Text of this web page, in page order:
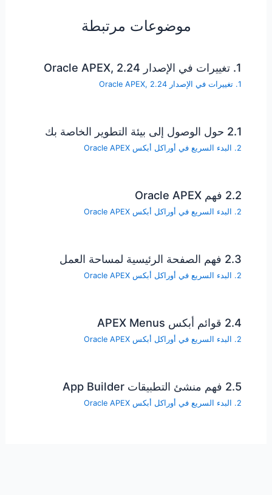
موضوعات مرتبطة
1. تغييرات في الإصدار Oracle APEX, 2.24
1. تغييرات في الإصدار Oracle APEX, 2.24
2.1 حول الوصول إلى بيئة التطوير الخاصة بك
2. البدء السريع في أوراكل أبكس Oracle APEX
2.2 فهم Oracle APEX
2. البدء السريع في أوراكل أبكس Oracle APEX
2.3 فهم الصفحة الرئيسية لمساحة العمل
2. البدء السريع في أوراكل أبكس Oracle APEX
2.4 قوائم أبكس APEX Menus
2. البدء السريع في أوراكل أبكس Oracle APEX
2.5 فهم منشئ التطبيقات App Builder
2. البدء السريع في أوراكل أبكس Oracle APEX